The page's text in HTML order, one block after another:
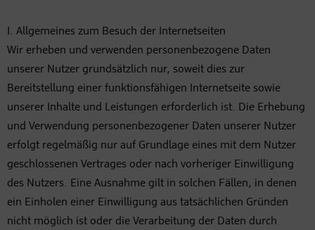
I. Allgemeines zum Besuch der Internetseiten
Wir erheben und verwenden personenbezogene Daten
unserer Nutzer grundsätzlich nur, soweit dies zur
Bereitstellung einer funktionsfähigen Internetseite sowie
unserer Inhalte und Leistungen erforderlich ist. Die Erhebung
und Verwendung personenbezogener Daten unserer Nutzer
erfolgt regelmäßig nur auf Grundlage eines mit dem Nutzer
geschlossenen Vertrages oder nach vorheriger Einwilligung
des Nutzers. Eine Ausnahme gilt in solchen Fällen, in denen
ein Einholen einer Einwilligung aus tatsächlichen Gründen
nicht möglich ist oder die Verarbeitung der Daten durch